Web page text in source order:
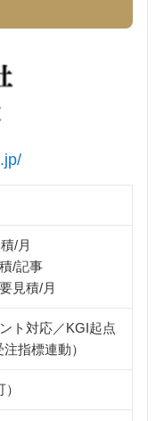
/月
/記事
見積/月
ト対応／KGI起点
指標連動）